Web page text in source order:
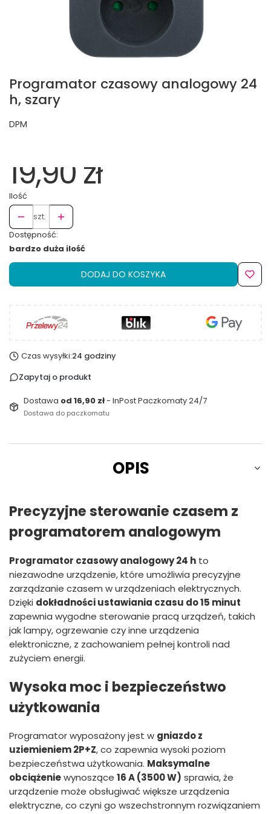
Programator czasowy analogowy 24
h, szary
DPM
19,90 zł
Ilość
szt.
Dostępność:
bardzo duża ilość
DODAJ DO KOSZYKA
Czas wysyłki:24 godziny
Zapytaj o produkt
Dostawa od 16,90 zł- InPost Paczkomaty 24/7
Dostawa do paczkomatu
OPIS
Precyzyjne sterowanie czasem z
programatorem analogowym
Programator czasowy analogowy 24 h to
niezawodne urządzenie, które umożliwia precyzyjne
zarządzanie czasem w urządzeniach elektrycznych.
Dzięki dokładności ustawiania czasu do 15 minut
zapewnia wygodne sterowanie pracą urządzeń, takich
jak lampy, ogrzewanie czy inne urządzenia
elektroniczne, z zachowaniem pełnej kontroli nad
zużyciem energii.
Wysoka moc i bezpieczeństwo
użytkowania
Programator wyposażony jest w gniazdo z
uziemieniem 2P+Z, co zapewnia wysoki poziom
bezpieczeństwa użytkowania. Maksymalne
obciążeniewynoszące 16 A (3500 W) sprawia, że
urządzenie może obsługiwać większe urządzenia
elektryczne, co czyni go wszechstronnym rozwiązaniem